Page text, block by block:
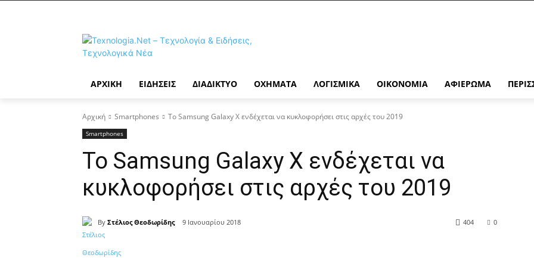
ΑΡΧΙΚΉ ΕΙΔΉΣΕΙΣ ΔΙΑΔΊΚΤΥΟ ΟΧΉΜΑΤΑ ΛΟΓΙΣΜΙΚΆ ΟΙΚΟΝΟΜΊΑ ΑΦΙΈΡΩΜΑ
Αρχική Smartphones Το Samsung Galaxy X ενδέχεται να κυκλοφορήσει στις αρχές του 2019
Smartphones
Το Samsung Galaxy X ενδέχεται να
κυκλοφορήσει στις αρχές του 2019
By Στέλιος Θεοδωρίδης 9 Ιανουαρίου 2018 0
404
Κοινοποίηση